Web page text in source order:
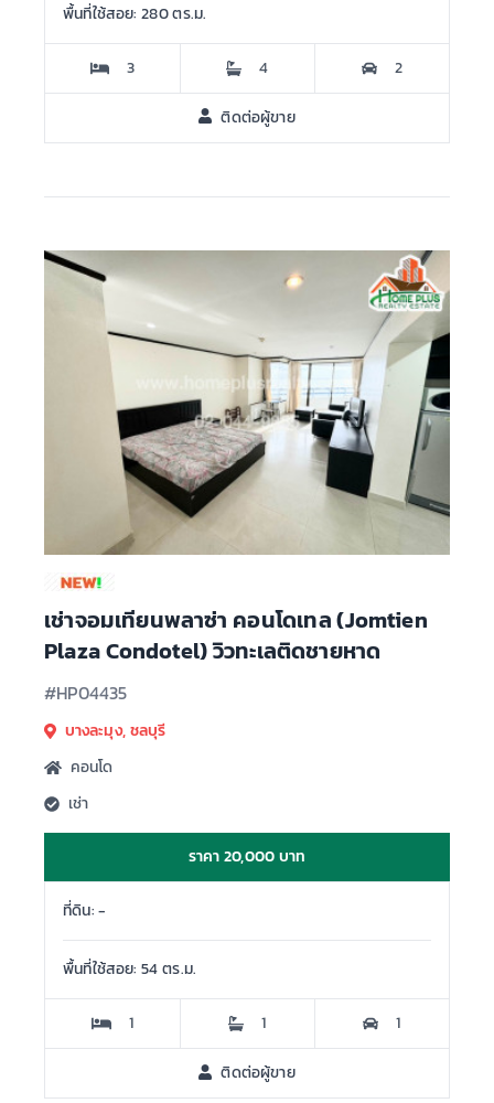
พื้นที่ใช้สอย: 280 ตร.ม.
3 4 2
ติดต่อผู้ขาย
เช่าจอมเทียนพลาซ่า คอนโดเทล (Jomtien
Plaza Condotel) วิวทะเลติดชายหาด
#HP04435
บางละมุง, ชลบุรี
คอนโด
เช่า
ราคา 20,000 บาท
ที่ดิน: -
พื้นที่ใช้สอย: 54 ตร.ม.
1 1 1
ติดต่อผู้ขาย